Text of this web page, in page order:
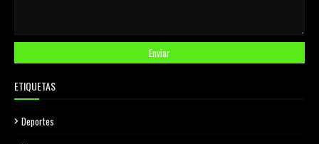
ETIQUETAS
Deportes